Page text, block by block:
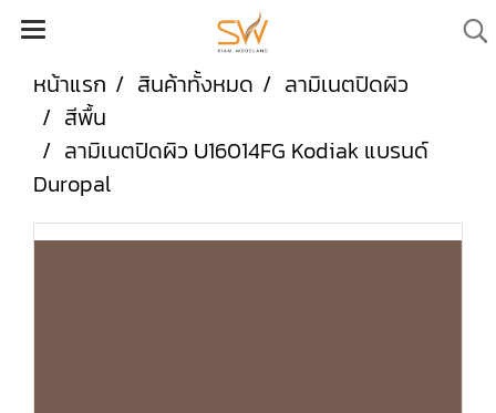
หน้าแรก สินค้าทั้งหมด
ลามิเนตปิดผิว
สีพื้น
ลามิเนตปิดผิว U16014FG Kodiak แบรนด์
Duropal